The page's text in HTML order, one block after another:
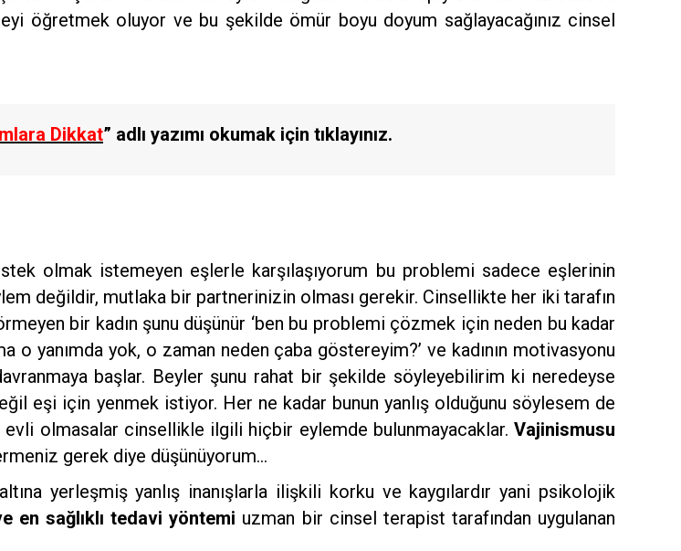
öğretmek oluyor ve bu şekilde ömür boyu doyum sağlayacağınız cinsel
Dikkat” adlı yazımı okumak için tıklayınız.
olmak istemeyen eşlerle karşılaşıyorum bu problemi sadece eşlerinin
değildir, mutlaka bir partnerinizin olması gerekir. Cinsellikte her iki tarafın
bir kadın şunu düşünür ‘ben bu problemi çözmek için neden bu kadar
yanımda yok, o zaman neden çaba göstereyim?’ ve kadının motivasyonu
başlar. Beyler şunu rahat bir şekilde söyleyebilirim ki neredeyse
eşi için yenmek istiyor. Her ne kadar bunun yanlış olduğunu söylesem de
olmasalar cinsellikle ilgili hiçbir eylemde bulunmayacaklar. Vajinismusu
gerek diye düşünüyorum…
yerleşmiş yanlış inanışlarla ilişkili korku ve kaygılardır yani psikolojik
en sağlıklı tedavi yöntemi uzman bir cinsel terapist tarafından uygulanan